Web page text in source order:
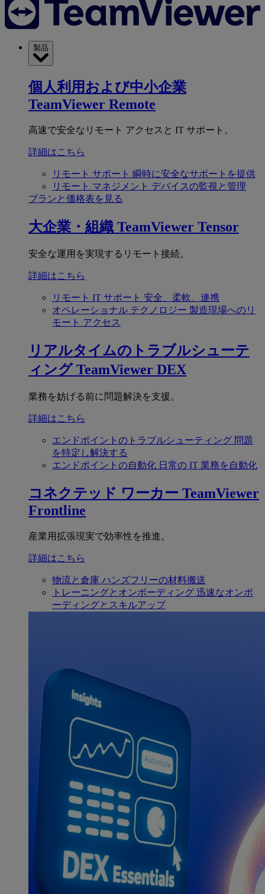
製品
個人利用および中小企業
TeamViewer Remote
高速で安全なリモート アクセスと IT サポート。
詳細はこちら
リモート サポート 瞬時に安全なサポートを提供
リモート マネジメント デバイスの監視と管理
プランと価格表を見る
大企業・組織 TeamViewer Tensor
安全な運用を実現するリモート接続。
詳細はこちら
リモート IT サポート 安全、柔軟、連携
オペレーショナル テクノロジー 製造現場へのリ
モート アクセス
リアルタイムのトラブルシューテ
ィング TeamViewer DEX
業務を妨げる前に問題解決を支援。
詳細はこちら
エンドポイントのトラブルシューティング 問題
を特定し解決する
エンドポイントの自動化 日常の IT 業務を自動化
コネクテッド ワーカー TeamViewer
Frontline
産業用拡張現実で効率性を推進。
詳細はこちら
物流と倉庫 ハンズフリーの材料搬送
トレーニングとオンボーディング 迅速なオンボ
ーディングとスキルアップ